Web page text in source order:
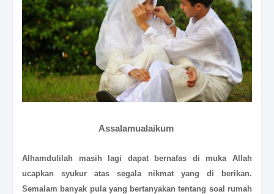
Assalamualaikum
Alhamdulilah masih lagi dapat bernafas di muka Allah
ucapkan syukur atas segala nikmat yang di berikan.
Semalam banyak pula yang bertanyakan tentang soal rumah